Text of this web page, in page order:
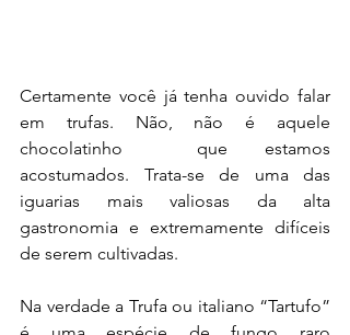
Certamente você já tenha ouvido falar
em trufas. Não, não é aquele
chocolatinho  que estamos
acostumados. Trata-se de uma das
iguarias mais valiosas da alta
gastronomia e extremamente difíceis
de serem cultivadas.
Na verdade a Trufa ou italiano “Tartufo”